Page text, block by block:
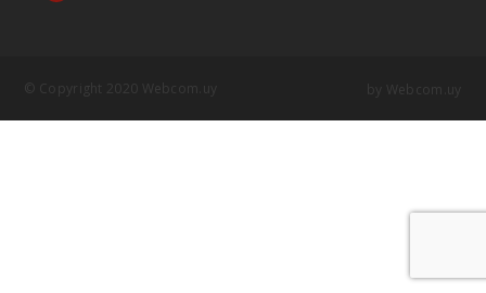
© Copyright 2020 Webcom.uy by Webcom.uy